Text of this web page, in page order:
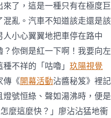
了，這是一種只有在極度巨
亂。汽車不知道該走還是該
小心翼翼地把車停在路中
你倒是紅一下啊！我要向左
不祥的「咕嚕」 玖陽視覺
傳《開幕活動沾醬秘笈》裡記
號恒綠、聲如湯沸時，便是
麼這麼快？」廖沾沾猛地衝